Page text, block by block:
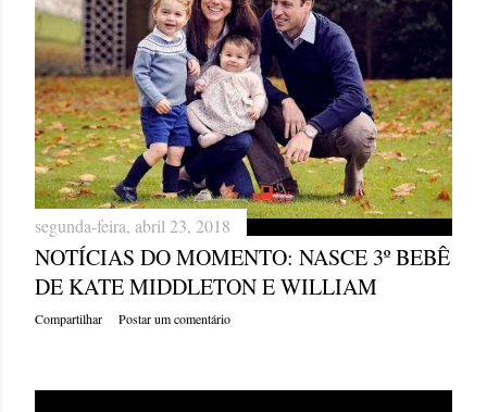
segunda-feira, abril 23, 2018
NOTÍCIAS DO MOMENTO: NASCE 3º BEBÊ
DE KATE MIDDLETON E WILLIAM
Compartilhar Postar um comentário